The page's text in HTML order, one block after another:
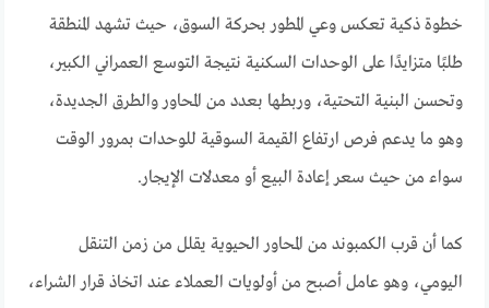
خطوة ذكية تعكس وعي المطور بحركة السوق، حيث تشهد المنطقة
طلبًا متزايدًا على الوحدات السكنية نتيجة التوسع العمراني الكبير،
وتحسن البنية التحتية، وربطها بعدد من المحاور والطرق الجديدة،
وهو ما يدعم فرص ارتفاع القيمة السوقية للوحدات بمرور الوقت
سواء من حيث سعر إعادة البيع أو معدلات الإيجار.
كما أن قرب الكمبوند من المحاور الحيوية يقلل من زمن التنقل
اليومي، وهو عامل أصبح من أولويات العملاء عند اتخاذ قرار الشراء،